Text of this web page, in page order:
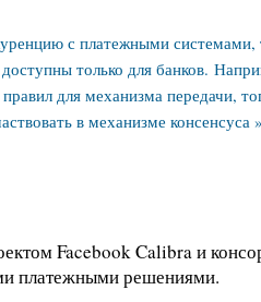
с платежными системами,
только для банков.
для механизма передачи,
в механизме консенсуса
Facebook Calibra и
платежными решениями.